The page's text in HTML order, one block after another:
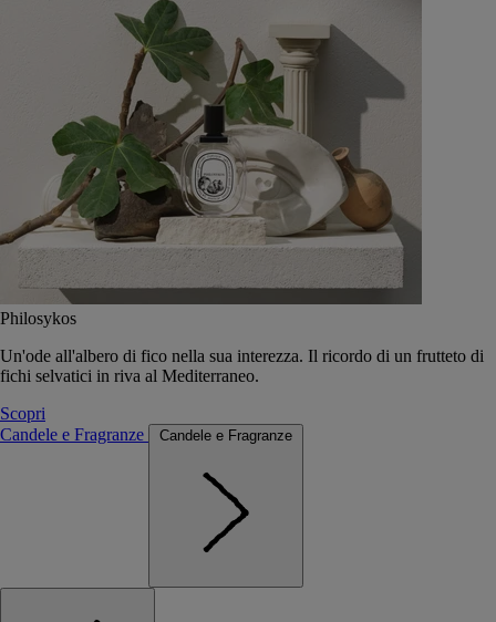
Philosykos
Un'ode all'albero di fico nella sua interezza. Il ricordo di un frutteto di
fichi selvatici in riva al Mediterraneo.
Scopri
Candele e Fragranze
Candele e Fragranze